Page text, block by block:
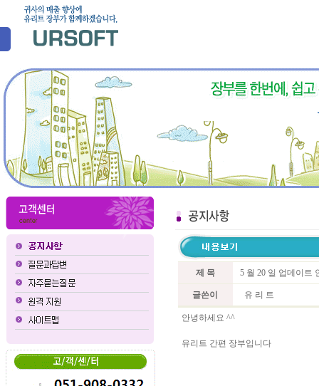
제 목 5 월 20 일 업데이트
글쓴이 유 리 트
안녕하세요 ^^
유리트 간편 장부입니다